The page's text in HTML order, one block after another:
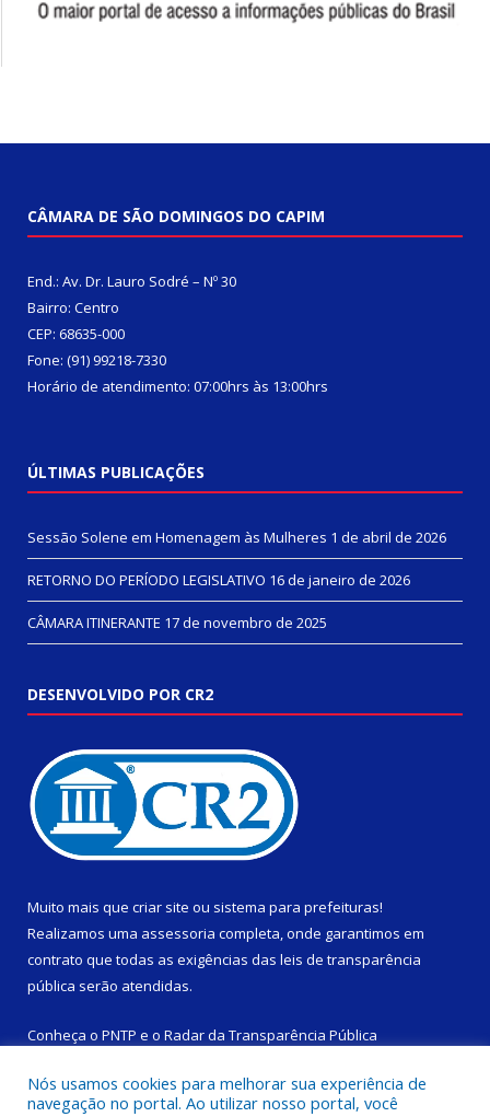
CÂMARA DE SÃO DOMINGOS DO CAPIM
End.: Av. Dr. Lauro Sodré – Nº 30
Bairro: Centro
CEP: 68635-000
Fone: (91) 99218-7330
Horário de atendimento: 07:00hrs às 13:00hrs
ÚLTIMAS PUBLICAÇÕES
Sessão Solene em Homenagem às Mulheres 1 de abril de 2026
RETORNO DO PERÍODO LEGISLATIVO 16 de janeiro de 2026
CÂMARA ITINERANTE 17 de novembro de 2025
DESENVOLVIDO POR CR2
Muito mais que criar site ou sistema para prefeituras!
Realizamos uma assessoria completa, onde garantimos em
contrato que todas as exigências das leis de transparência
pública serão atendidas.
Conheça o PNTP e o Radar da Transparência Pública
Nós usamos cookies para melhorar sua experiência de
navegação no portal. Ao utilizar nosso portal, você